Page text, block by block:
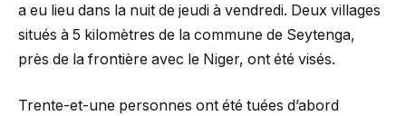
a eu lieu dans la nuit de jeudi à vendredi. Deux villages
situés à 5 kilomètres de la commune de Seytenga,
près de la frontière avec le Niger, ont été visés.
Trente-et-une personnes ont été tuées d’abord